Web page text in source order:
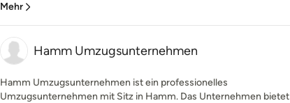
Mehr
Hamm Umzugsunternehmen
Hamm Umzugsunternehmen ist ein professionelles
Umzugsunternehmen mit Sitz in Hamm. Das Unternehmen bietet